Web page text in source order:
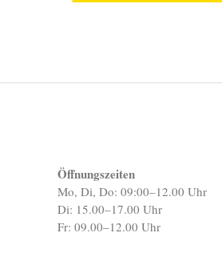
Öffnungszeiten
Mo, Di, Do: 09:00–12.00 Uhr
Di: 15.00–17.00 Uhr
Fr: 09.00–12.00 Uhr